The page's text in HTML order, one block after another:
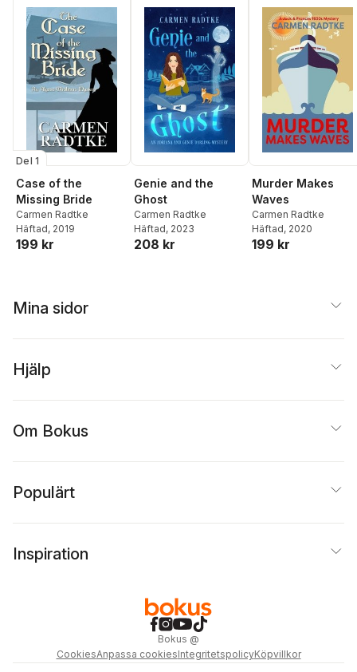
Del 1
Case of the
Missing Bride
Carmen Radtke
Häftad, 2019
199 kr
Genie and the
Ghost
Carmen Radtke
Häftad, 2023
208 kr
Murder Makes
Waves
Carmen Radtke
Häftad, 2020
199 kr
Mina sidor
Hjälp
Om Bokus
Populärt
Inspiration
Bokus @
CookiesAnpassa cookiesIntegritetspolicyKöpvillkor